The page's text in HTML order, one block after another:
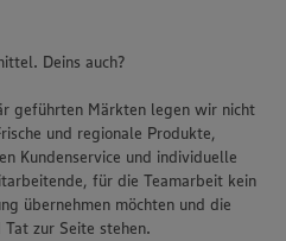
Deins auch?
geführten Märkten legen wir nicht
und regionale Produkte,
Kundenservice und individuelle
für die Teamarbeit kein
übernehmen möchten und die
zur Seite stehen.